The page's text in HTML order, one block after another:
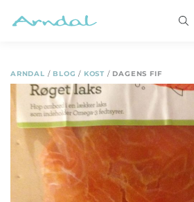
ARNDAL / BLOG / KOST / DAGENS FIF